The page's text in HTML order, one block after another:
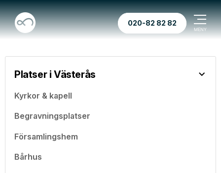
020-82 82 82
Platser i Västerås
Kyrkor & kapell
Begravningsplatser
Församlingshem
Bårhus